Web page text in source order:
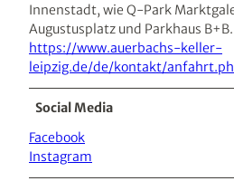
Innenstadt, wie Q-Park
Augustusplatz und Parkhaus B+B.
https://www.auerbachs-keller-
leipzig.de/de/kontakt/
Social Media
Facebook
Instagram